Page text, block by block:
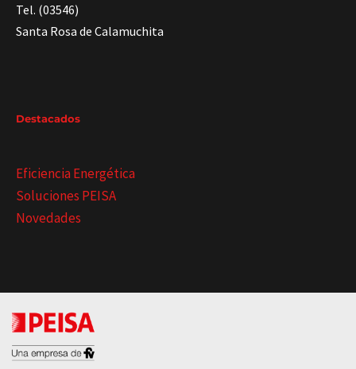
Tel. (03546)
Santa Rosa de Calamuchita
Destacados
Eficiencia Energética
Soluciones PEISA
Novedades